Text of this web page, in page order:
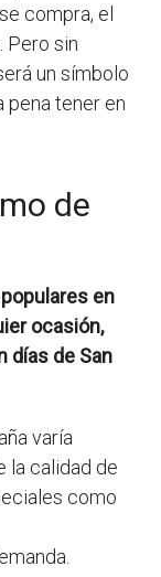
compra, el
Pero sin
un símbolo
pena tener en
de
en
ocasión,
días de San
varía
la calidad de
como